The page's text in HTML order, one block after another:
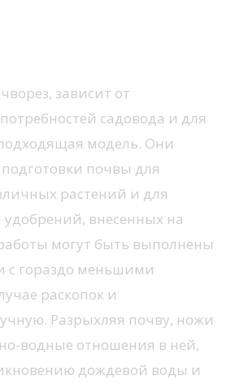
зависит от
садовода и для
модель. Они
почвы для
растений и для
внесенных на
могут быть выполнены
с гораздо меньшими
раскопок и
Разрыхляя почву, ножи
водные отношения в ней,
дождевой воды и